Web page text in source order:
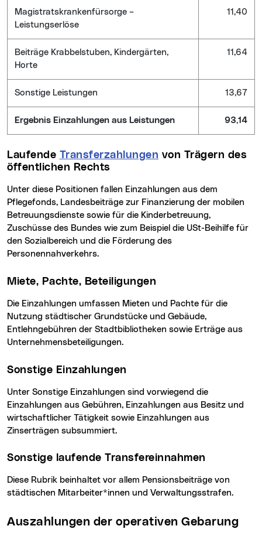
Magistratskrankenfürsorge –
Leistungserlöse
11,40
Beiträge Krabbelstuben, Kindergärten,
Horte
11,64
Sonstige Leistungen 13,67
Ergebnis Einzahlungen aus Leistungen 93,14
Laufende Transferzahlungen von Trägern des
öffentlichen Rechts
Unter diese Positionen fallen Einzahlungen aus dem
Pflegefonds, Landesbeiträge zur Finanzierung der mobilen
Betreuungsdienste sowie für die Kinderbetreuung,
Zuschüsse des Bundes wie zum Beispiel die USt-Beihilfe für
den Sozialbereich und die Förderung des
Personennahverkehrs.
Miete, Pachte, Beteiligungen
Die Einzahlungen umfassen Mieten und Pachte für die
Nutzung städtischer Grundstücke und Gebäude,
Entlehngebühren der Stadtbibliotheken sowie Erträge aus
Unternehmensbeteiligungen.
Sonstige Einzahlungen
Unter Sonstige Einzahlungen sind vorwiegend die
Einzahlungen aus Gebühren, Einzahlungen aus Besitz und
wirtschaftlicher Tätigkeit sowie Einzahlungen aus
Zinserträgen subsummiert.
Sonstige laufende Transfereinnahmen
Diese Rubrik beinhaltet vor allem Pensionsbeiträge von
städtischen Mitarbeiter*innen und Verwaltungsstrafen.
Auszahlungen der operativen Gebarung